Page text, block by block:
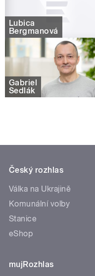
Lubica
Bergmanová
Gabriel
Sedlák
Český rozhlas
Válka na Ukrajině
Komunální volby
Stanice
eShop
mujRozhlas